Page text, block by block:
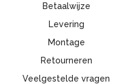
Betaalwijze
Levering
Montage
Retourneren
Veelgestelde vragen